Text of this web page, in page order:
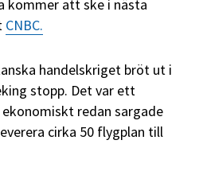
kommer att ske i nästa
CNBC.
handelskriget bröt ut i
stopp. Det var ett
redan sargade
cirka 50 flygplan till